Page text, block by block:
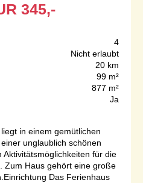
345,-
4
Nicht erlaubt
20 km
99 m²
877 m²
Ja
in einem gemütlichen
unglaublich schönen
für die
Zum Haus gehört eine große
Das Ferienhaus